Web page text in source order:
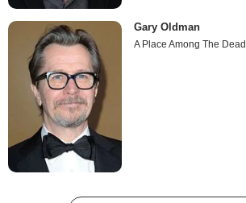
Gary Oldman
A Place Among The Dead